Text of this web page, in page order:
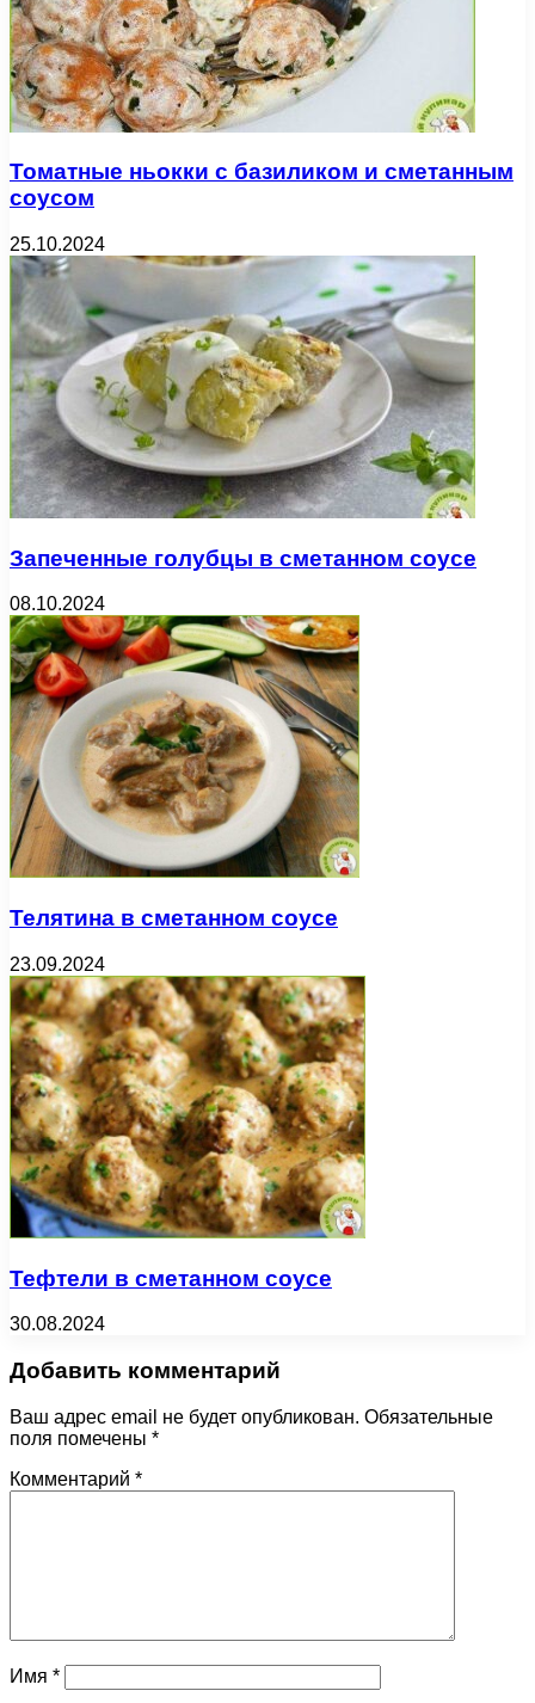
Томатные ньокки с базиликом и сметанным
соусом
25.10.2024
Запеченные голубцы в сметанном соусе
08.10.2024
Телятина в сметанном соусе
23.09.2024
Тефтели в сметанном соусе
30.08.2024
Добавить комментарий
Ваш адрес email не будет опубликован. Обязательные
поля помечены *
Комментарий *
Имя *